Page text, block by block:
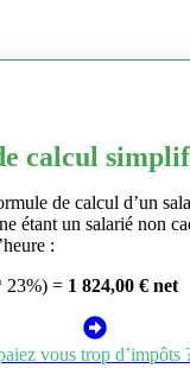
calcul
de calcul d’un
étant un salarié non
:
23%) = 1 824,00 € net
vous trop d’impôts